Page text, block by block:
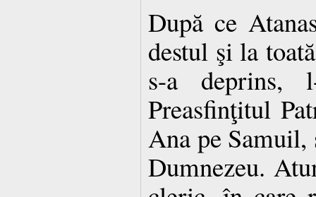
După ce
destul şi la
s-a deprins,
Preasfinţitul
Ana pe
Dumnezeu.